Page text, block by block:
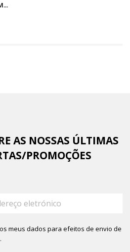
AS NOSSAS ÚLTIMAS
PROMOÇÕES
meus dados para efeitos de envio de